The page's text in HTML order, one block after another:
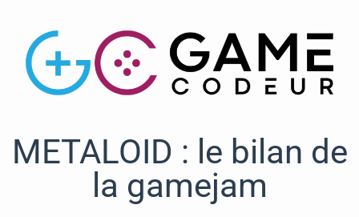
METALOID : le bilan de
la gamejam